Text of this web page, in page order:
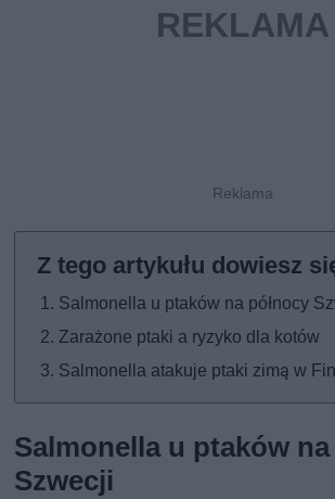
Salmonella u ptaków na północy
Zarażone ptaki a ryzyko dla kotów
Salmonella atakuje ptaki zimą w
Salmonella u ptaków na
Szwecji